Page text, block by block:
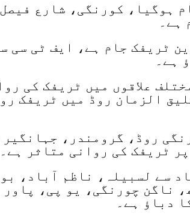
ہوگیا، کورنگی، شارع
ہے۔
ٹریفک جام ہے، ایف ٹی سی
ہے۔
علاقوں میں ٹریفک کی
الزمان روڈ میں ٹریفک
روڈ، گرومندر،
ٹریفک کی روانی متاثر ہے۔
سے لسبیلہ، ناظم آباد،
ناگن چورنگی، یو پی، پاور
دباؤ ہے۔